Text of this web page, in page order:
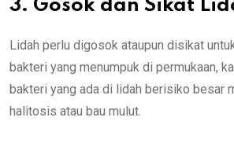
3. Gosok dan Sikat
Lidah perlu digosok ataupun disikat
bakteri yang menumpuk di permukaan,
bakteri yang ada di lidah berisiko besar
halitosis atau bau mulut.